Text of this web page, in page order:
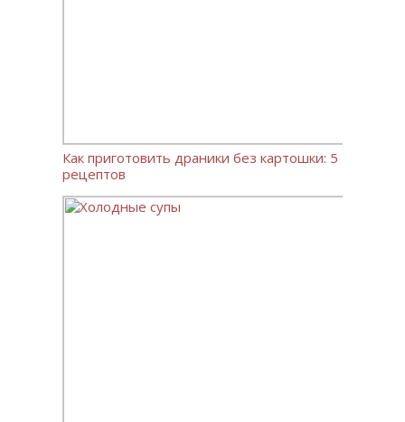
Как приготовить драники без картошки: 5
рецептов